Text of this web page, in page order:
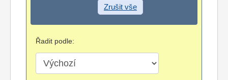
Zrušit vše
Řadit podle: